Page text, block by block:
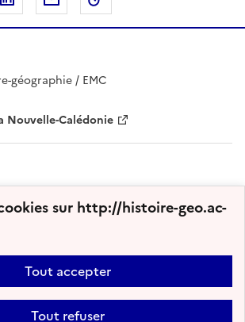
sur http://histoire-geo.ac-
Tout accepter
Tout refuser
géographie / EMC
Nouvelle-Calédonie
Accessibilité : partiellement conforme